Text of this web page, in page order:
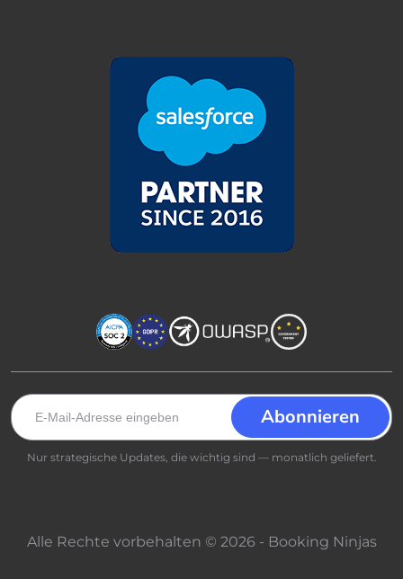
Nur strategische Updates, die wichtig sind — monatlich geliefert.
Alle Rechte vorbehalten © 2026 - Booking Ninjas